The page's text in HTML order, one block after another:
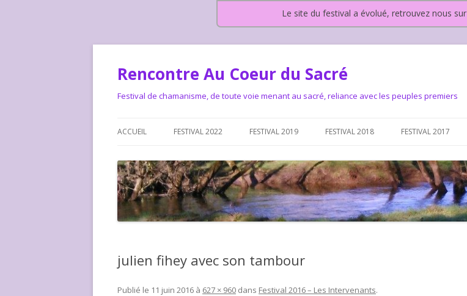
Le site du festival a évolué, retrouvez nous sur
Rencontre Au Coeur du Sacré
Festival de chamanisme, de toute voie menant au sacré, reliance avec les peuples premiers
ACCUEIL
LA CHARTE DU FESTIVAL
LE FESTIVAL DEPUIS 2015 – QUI
SOMMES-NOUS ?
LE FESTIVAL DEPUIS 2015…OU
ALLONS-NOUS ?
COMMENT FONCTIONNONS
FESTIVAL 2022 FESTIVAL 2019 FESTIVAL 2018 FESTIVAL 2017
julien fihey avec son tambour
Publié le 11 juin 2016 à 627 × 960 dans Festival 2016 – Les Intervenants.